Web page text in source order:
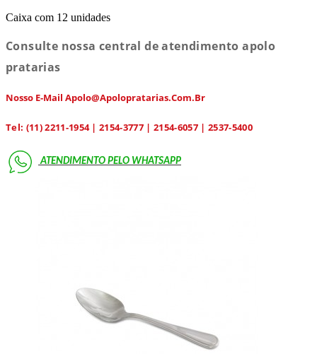
Caixa com 12 unidades
Consulte nossa central de atendimento apolo
pratarias
Nosso E-Mail Apolo@apolopratarias.com.br
Tel: (11) 2211-1954 | 2154-3777 | 2154-6057 | 2537-5400
ATENDIMENTO PELO WHATSAPP